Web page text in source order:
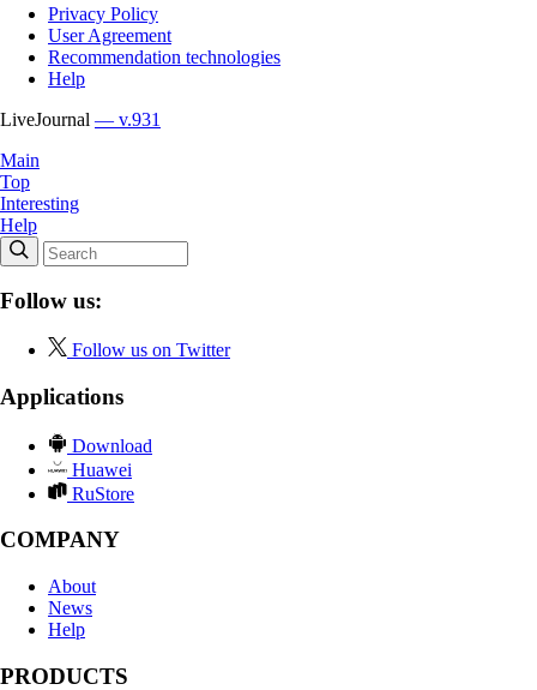
Privacy Policy
User Agreement
Recommendation technologies
Help
LiveJournal — v.931
Main
Top
Interesting
Help
Follow us:
Follow us on Twitter
Applications
Download
Huawei
RuStore
COMPANY
About
News
Help
PRODUCTS